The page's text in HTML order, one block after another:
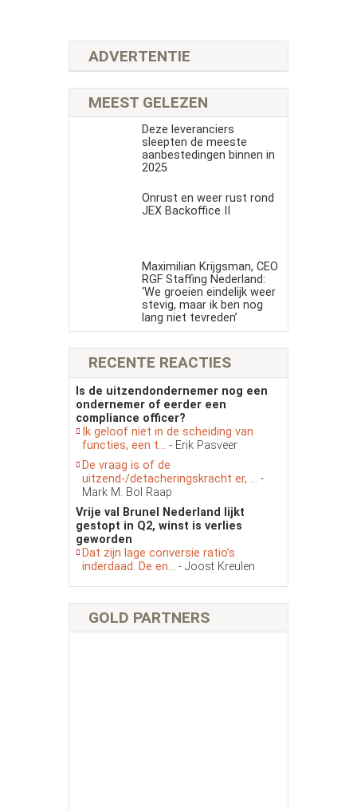
ADVERTENTIE
MEEST GELEZEN
Deze leveranciers
sleepten de meeste
aanbestedingen binnen in
2025
Onrust en weer rust rond
JEX Backoffice II
Maximilian Krijgsman, CEO
RGF Staffing Nederland:
‘We groeien eindelijk weer
stevig, maar ik ben nog
lang niet tevreden’
RECENTE REACTIES
Is de uitzendondernemer nog een
ondernemer of eerder een
compliance officer?
Ik geloof niet in de scheiding van
functies, een t... - Erik Pasveer
De vraag is of de
uitzend-/detacheringskracht er, ... -
Mark M. Bol Raap
Vrije val Brunel Nederland lijkt
gestopt in Q2, winst is verlies
geworden
Dat zijn lage conversie ratio’s
inderdaad. De en... - Joost Kreulen
GOLD PARTNERS